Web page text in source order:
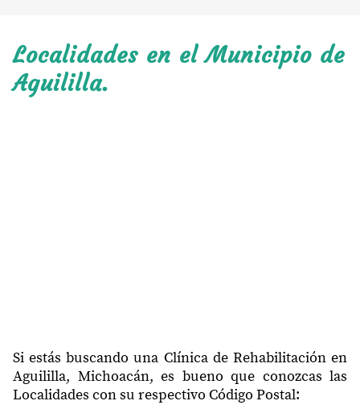
Localidades en el Municipio de
Aguililla.
Si estás buscando una Clínica de Rehabilitación en
Aguililla, Michoacán, es bueno que conozcas las
Localidades con su respectivo Código Postal: